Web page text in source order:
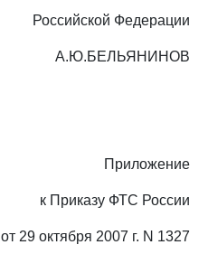
Российской Федерации
А.Ю.БЕЛЬЯНИНОВ
Приложение
к Приказу ФТС России
от 29 октября 2007 г. N 1327